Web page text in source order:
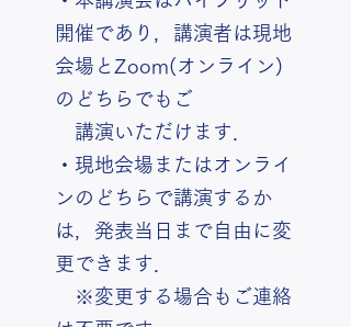
開催であり，講演者は現地
会場とZoom(オンライン)
の どちらでもご
​ 講演いただけます．
・現地会場またはオンライ
ンのどちらで講演するか
は，発表当日まで自由に変
更できます．
※変更する場合もご連絡